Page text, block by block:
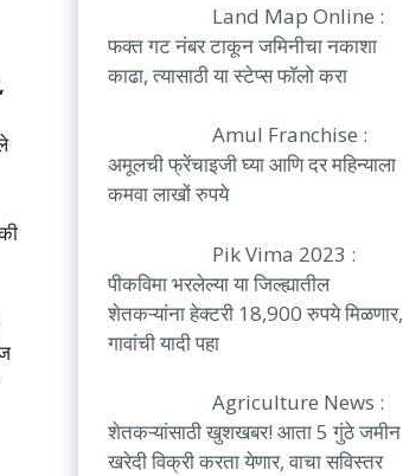
Land Map Online :
फक्त गट नंबर टाकून जमिनीचा नकाशा
काढा, त्यासाठी या स्टेप्स फॉलो करा
Amul Franchise :
अमूलची फ्रेंचाइजी घ्या आणि दर महिन्याला
कमवा लाखों रुपये
Pik Vima 2023 :
पीकविमा भरलेल्या या जिल्ह्यातील
शेतकऱ्यांना हेक्टरी 18,900 रुपये मिळणार,
गावांची यादी पहा
Agriculture News :
शेतकऱ्यांसाठी खुशखबर! आता 5 गुंठे जमीन
खरेदी विक्री करता येणार, वाचा सविस्तर